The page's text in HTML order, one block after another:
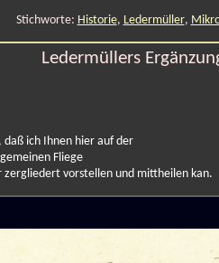
Stichworte: Historie, Ledermüller,
Ledermüllers
ich Ihnen hier auf der
Fliege
zergliedert vorstellen und mittheilen kan.